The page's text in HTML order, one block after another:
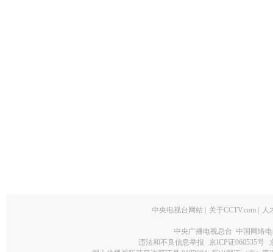
中央电视台网站 | 关于CCTV.com | 人
中央广播电视总台 中国网络
违法和不良信息举报
京ICP证060535号